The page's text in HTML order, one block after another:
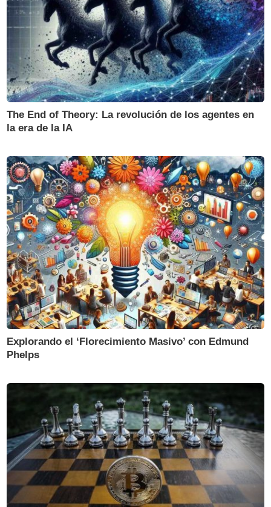
The End of Theory: La revolución de los agentes en
la era de la IA
Explorando el ‘Florecimiento Masivo’ con Edmund
Phelps